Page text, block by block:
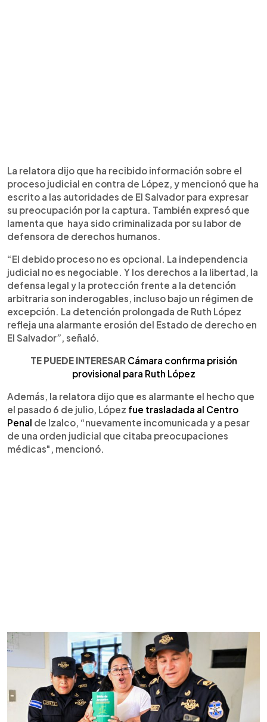
La relatora dijo que ha recibido información sobre el
proceso judicial en contra de López, y mencionó que ha
escrito a las autoridades de El Salvador para expresar
su preocupación por la captura. También expresó que
lamenta que haya sido criminalizada por su labor de
defensora de derechos humanos.
“El debido proceso no es opcional. La independencia
judicial no es negociable. Y los derechos a la libertad, la
defensa legal y la protección frente a la detención
arbitraria son inderogables, incluso bajo un régimen de
excepción. La detención prolongada de Ruth López
refleja una alarmante erosión del Estado de derecho en
El Salvador”, señaló.
TE PUEDE INTERESAR Cámara confirma prisión
provisional para Ruth López
Además, la relatora dijo que es alarmante el hecho que
el pasado 6 de julio, López fue trasladada al Centro
Penal de Izalco, “nuevamente incomunicada y a pesar
de una orden judicial que citaba preocupaciones
médicas", mencionó.